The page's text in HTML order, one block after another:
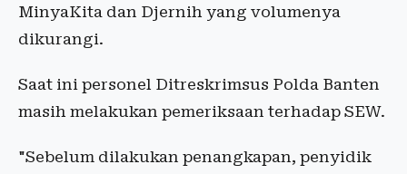
MinyaKita dan Djernih yang volumenya
dikurangi.
Saat ini personel Ditreskrimsus Polda Banten
masih melakukan pemeriksaan terhadap SEW.
"Sebelum dilakukan penangkapan, penyidik